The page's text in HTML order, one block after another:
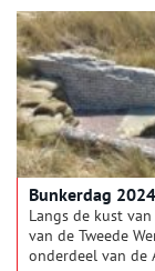
Bunkerdag 2024
Langs de kust
van de Tweede
onderdeel van de